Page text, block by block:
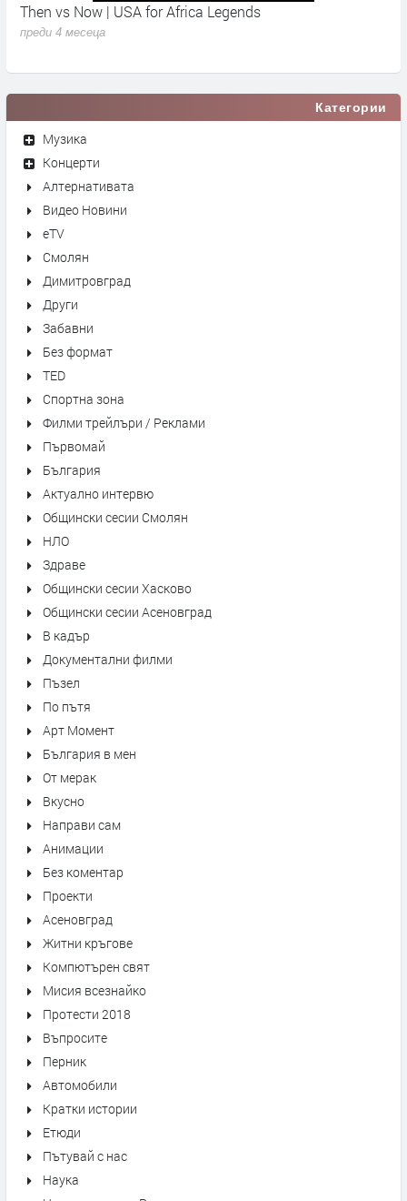
Then vs Now | USA for Africa Legends
преди 4 месеца
Категории
Музика
Концерти
Алтернативата
Видео Новини
eTV
Смолян
Димитровград
Други
Забавни
Без формат
TED
Спортна зона
Филми трейлъри / Реклами
Първомай
България
Актуално интервю
Общински сесии Смолян
НЛО
Здраве
Общински сесии Хасково
Общински сесии Асеновград
В кадър
Документални филми
Пъзел
По пътя
Арт Момент
България в мен
От мерак
Вкусно
Направи сам
Анимации
Без коментар
Проекти
Асеновград
Житни кръгове
Компютърен свят
Мисия всезнайко
Протести 2018
Въпросите
Перник
Автомобили
Кратки истории
Етюди
Пътувай с нас
Наука